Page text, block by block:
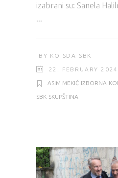
izabrani su: Sanela
BY KO SDA SBK
22. FEBRUARY 2024.
ASIM MEKIĆ IZBORNA
SBK SKUPŠTINA